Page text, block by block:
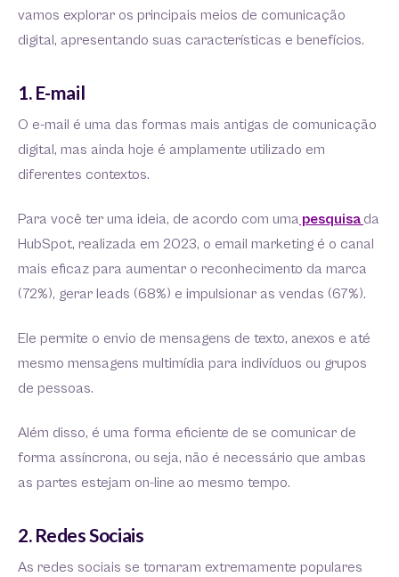
vamos explorar os principais meios de comunicação
digital, apresentando suas características e benefícios.
1. E-mail
O e-mail é uma das formas mais antigas de comunicação
digital, mas ainda hoje é amplamente utilizado em
diferentes contextos.
Para você ter uma ideia, de acordo com uma pesquisa da
HubSpot, realizada em 2023, o email marketing é o canal
mais eficaz para aumentar o reconhecimento da marca
(72%), gerar leads (68%) e impulsionar as vendas (67%).
Ele permite o envio de mensagens de texto, anexos e até
mesmo mensagens multimídia para indivíduos ou grupos
de pessoas.
Além disso, é uma forma eficiente de se comunicar de
forma assíncrona, ou seja, não é necessário que ambas
as partes estejam on-line ao mesmo tempo.
2. Redes Sociais
As redes sociais se tornaram extremamente populares